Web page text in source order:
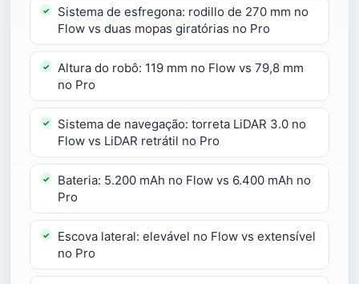
Sistema de esfregona: rodillo de 270 mm no
Flow vs duas mopas giratórias no Pro
Altura do robô: 119 mm no Flow vs 79,8 mm
no Pro
Sistema de navegação: torreta LiDAR 3.0 no
Flow vs LiDAR retrátil no Pro
Bateria: 5.200 mAh no Flow vs 6.400 mAh no
Pro
Escova lateral: elevável no Flow vs extensível
no Pro